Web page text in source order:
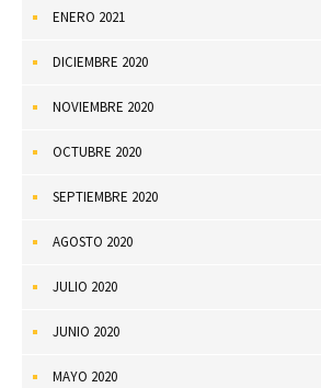
ENERO 2021
DICIEMBRE 2020
NOVIEMBRE 2020
OCTUBRE 2020
SEPTIEMBRE 2020
AGOSTO 2020
JULIO 2020
JUNIO 2020
MAYO 2020